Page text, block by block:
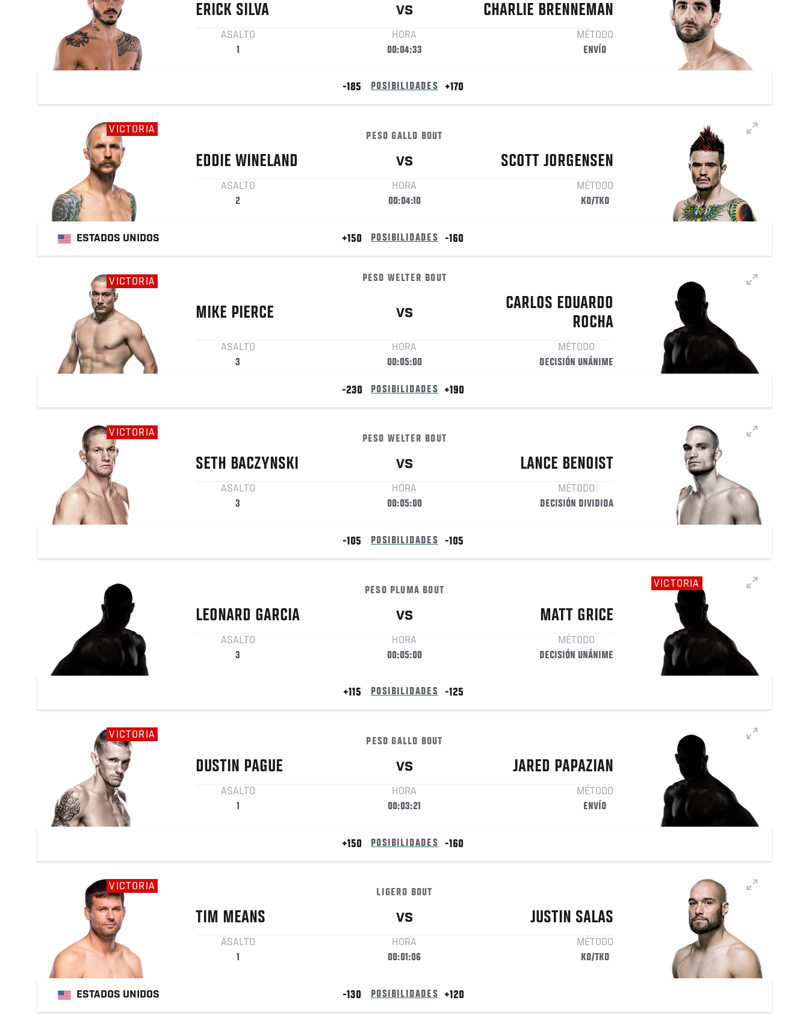
ERICK SILVA VS CHARLIE BRENNEMAN
ASALTO
1
HORA
00:04:33
MÉTODO
ENVÍO
-185 POSIBILIDADES +170
VICTORIA
PESO GALLO BOUT
EDDIE WINELAND VS SCOTT JORGENSEN
ASALTO
2
HORA
00:04:10
MÉTODO
KO/TKO
ESTADOS UNIDOS +150 POSIBILIDADES -160
VICTORIA PESO WELTER BOUT
MIKE PIERCE VS
CARLOS EDUARDO
ROCHA
ASALTO
3
HORA
00:05:00
MÉTODO
DECISIÓN UNÁNIME
-230 POSIBILIDADES +190
VICTORIA
PESO WELTER BOUT
SETH BACZYNSKI VS LANCE BENOIST
ASALTO
3
HORA
00:05:00
MÉTODO
DECISIÓN DIVIDIDA
-105 POSIBILIDADES -105
PESO PLUMA BOUT
LEONARD GARCIA VS MATT GRICE
ASALTO
3
HORA
00:05:00
MÉTODO
DECISIÓN UNÁNIME
VICTORIA
+115 POSIBILIDADES -125
VICTORIA
PESO GALLO BOUT
DUSTIN PAGUE VS JARED PAPAZIAN
ASALTO
1
HORA
00:03:21
MÉTODO
ENVÍO
+150 POSIBILIDADES -160
VICTORIA
LIGERO BOUT
TIM MEANS VS JUSTIN SALAS
ASALTO
1
HORA
00:01:06
MÉTODO
KO/TKO
ESTADOS UNIDOS -130 POSIBILIDADES +120